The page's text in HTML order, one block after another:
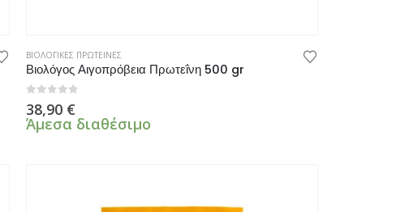
ΒΙΟΛΟΓΙΚΕΣ ΠΡΩΤΕΙΝΕΣ
Βιολόγος Αιγοπρόβεια Πρωτεΐνη 500 gr
38,90 €
Άμεσα διαθέσιμο